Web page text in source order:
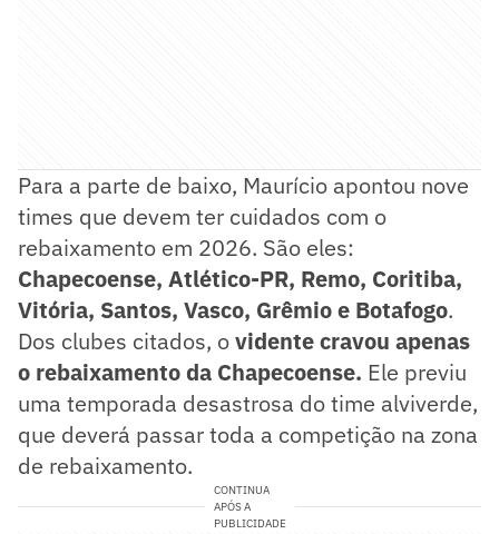
Para a parte de baixo, Maurício apontou nove
times que devem ter cuidados com o
rebaixamento em 2026. São eles:
Chapecoense, Atlético-PR, Remo, Coritiba,
Vitória, Santos, Vasco, Grêmio e Botafogo.
Dos clubes citados, ovidentecravou apenas
o rebaixamento da Chapecoense. Ele previu
uma temporada desastrosa do time alviverde,
que deverá passar toda a competição na zona
de rebaixamento.
CONTINUA
APÓS A
PUBLICIDADE